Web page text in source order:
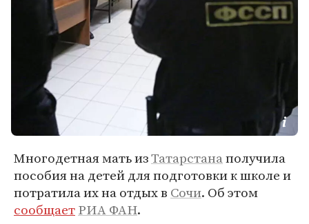
Многодетная мать изТатарстанаполучила
пособия на детей для подготовки к школе и
потратила их на отдых в Сочи. Об этом
сообщаетРИА ФАН.